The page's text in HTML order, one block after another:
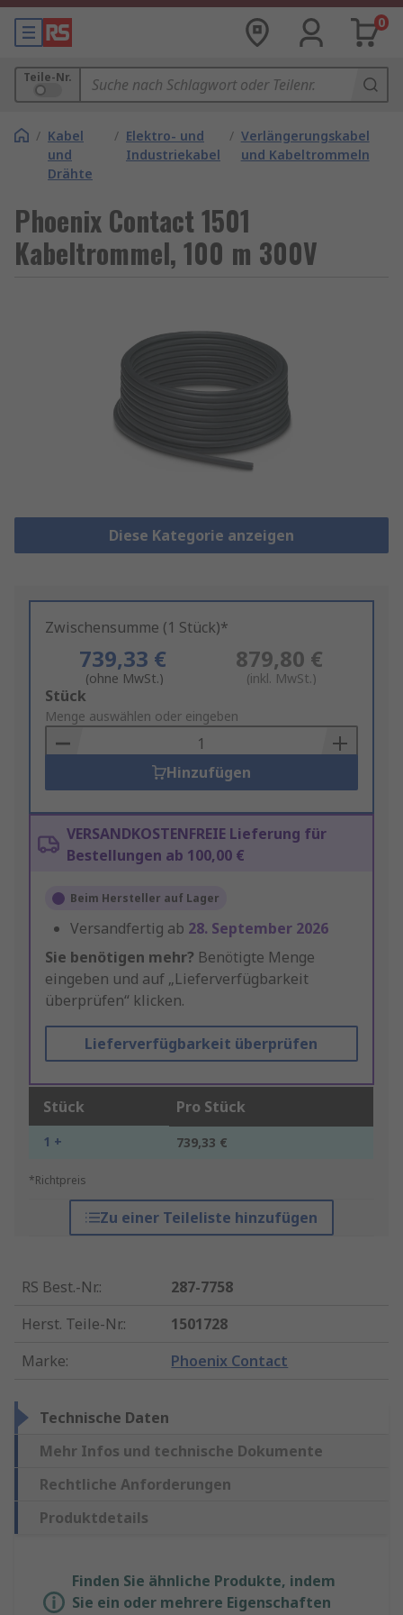
0
Teile-Nr.
/ Kabel
und
Drähte
/ Elektro- und
Industriekabel
/ Verlängerungskabel
und Kabeltrommeln
Phoenix Contact 1501
Kabeltrommel, 100 m 300V
Diese Kategorie anzeigen
Zwischensumme (1 Stück)*
739,33 €
(ohne MwSt.)
879,80 €
(inkl. MwSt.)
Add
to
Basket
Stück
Menge auswählen oder eingeben
Hinzufügen
VERSANDKOSTENFREIE Lieferung für
Bestellungen ab 100,00 €
Beim Hersteller auf Lager
Versandfertig ab 28. September 2026
Sie benötigen mehr? Benötigte Menge
eingeben und auf „Lieferverfügbarkeit
überprüfen“ klicken.
Lieferverfügbarkeit überprüfen
Stück Pro Stück
1 + 739,33 €
*Richtpreis
Zu einer Teileliste hinzufügen
RS Best.-Nr.:
287-7758
Herst. Teile-Nr.:
1501728
Marke: Phoenix Contact
Technische Daten
Mehr Infos und technische Dokumente
Rechtliche Anforderungen
Produktdetails
Finden Sie ähnliche Produkte, indem
Sie ein oder mehrere Eigenschaften